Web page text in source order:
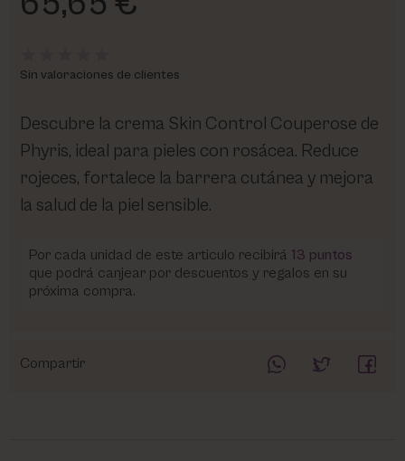
Sin valoraciones de clientes
Descubre la crema Skin Control Couperose de
Phyris, ideal para pieles con rosácea. Reduce
rojeces, fortalece la barrera cutánea y mejora
la salud de la piel sensible.
Por cada unidad de este articulo recibirá 13 puntos
que podrá canjear por descuentos y regalos en su
próxima compra.
Compartir